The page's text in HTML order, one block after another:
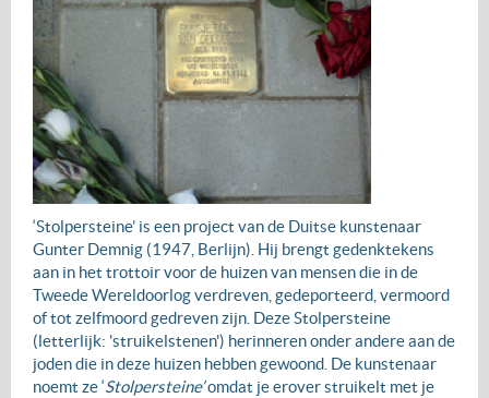
‘Stolpersteine’ is een project van de Duitse kunstenaar
Gunter Demnig (1947, Berlijn). Hij brengt gedenktekens
aan in het trottoir voor de huizen van mensen die in de
Tweede Wereldoorlog verdreven, gedeporteerd, vermoord
of tot zelfmoord gedreven zijn. Deze Stolpersteine
(letterlijk: 'struikelstenen') herinneren onder andere aan de
joden die in deze huizen hebben gewoond. De kunstenaar
noemt ze ‘Stolpersteine’omdat je erover struikelt met je